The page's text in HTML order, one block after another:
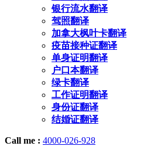
银行流水翻译
驾照翻译
加拿大枫叶卡翻译
疫苗接种证翻译
单身证明翻译
户口本翻译
绿卡翻译
工作证明翻译
身份证翻译
结婚证翻译
Call me : 4000-026-928